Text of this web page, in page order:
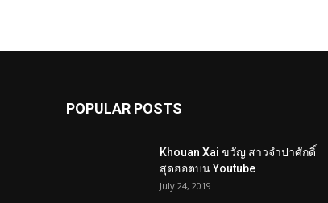
POPULAR POSTS
Khouan Xai ขวัญ สาวจำปาศักดิ์
สุดฮอตบน Youtube
July 24, 2019